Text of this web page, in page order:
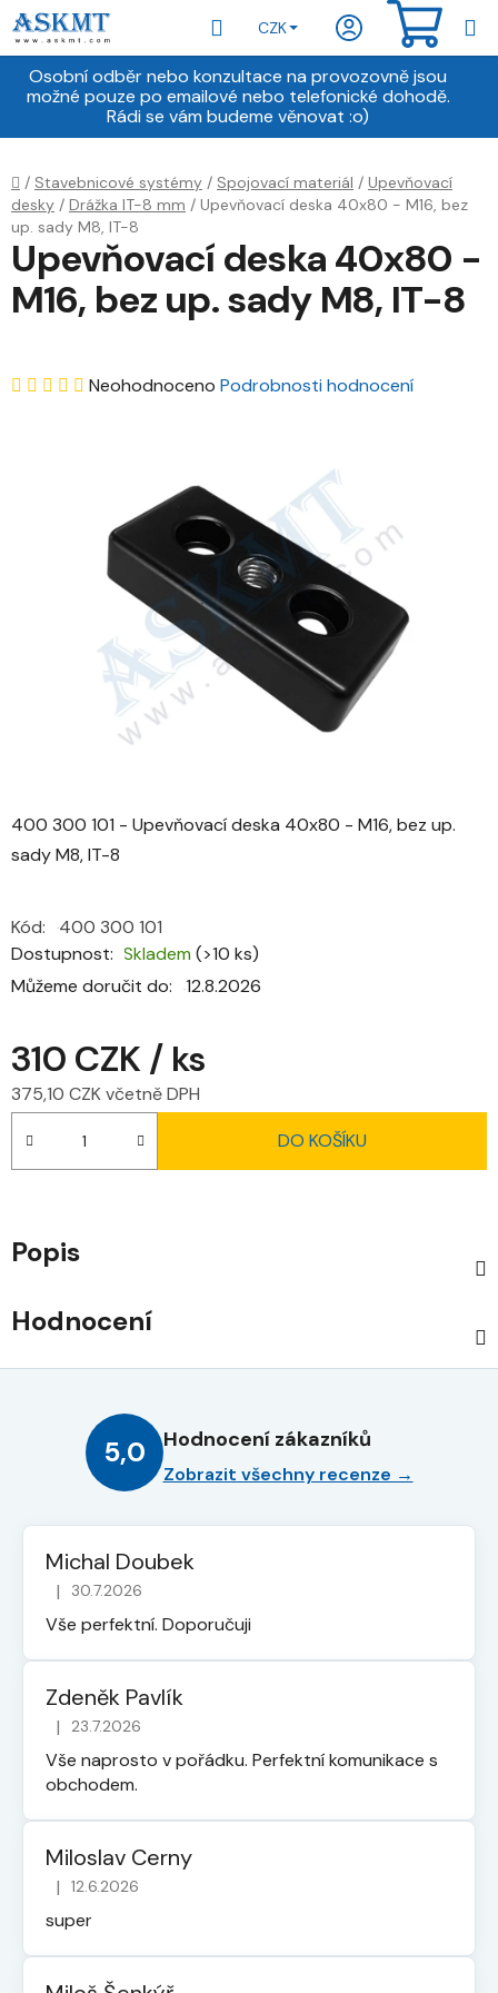
Přejít
na
obsah
Osobní odběr nebo konzultace na provozovně jsou
možné pouze po emailové nebo telefonické dohodě.
Rádi se vám budeme věnovat :o)
Hledat
CZK
Domů
/ Stavebnicové systémy / Spojovací materiál / Upevňovací
desky / Drážka IT-8 mm / Upevňovací deska 40x80 - M16, bez
up. sady M8, IT-8
400 300 101 - Upevňovací deska 40x80 - M16, bez up.
sady M8, IT-8
Dostupnost Skladem (>10 ks)
Můžeme doručit do:
12.8.2026
Kód: 400 300 101
310 CZK / ks
375,10 CZK včetně DPH
DO KOŠÍKU
Upevňovací deska 40x80 -
M16, bez up. sady M8, IT-8
Průměrné
hvězdiček.
Neohodnoceno Podrobnosti hodnocení
Popis
Hodnocení
5,0 Hodnocení zákazníků
Zobrazit všechny recenze →
Michal Doubek
Hodnocení obchodu je 5 z 5 hvězdiček.
| 30.7.2026
Vše perfektní. Doporučuji
Zdeněk Pavlík
Hodnocení obchodu je 5 z 5 hvězdiček.
| 23.7.2026
Vše naprosto v pořádku. Perfektní komunikace s
obchodem.
Miloslav Cerny
Hodnocení obchodu je 5 z 5 hvězdiček.
| 12.6.2026
super